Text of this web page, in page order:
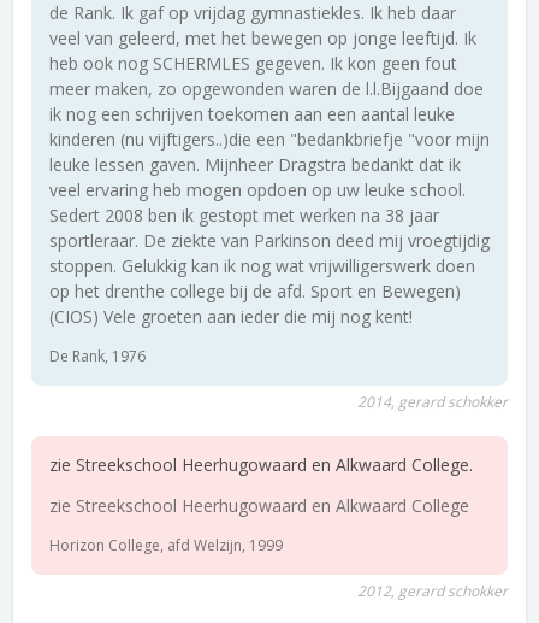
de Rank. Ik gaf op vrijdag gymnastiekles. Ik heb daar
veel van geleerd, met het bewegen op jonge leeftijd. Ik
heb ook nog SCHERMLES gegeven. Ik kon geen fout
meer maken, zo opgewonden waren de l.l.Bijgaand doe
ik nog een schrijven toekomen aan een aantal leuke
kinderen (nu vijftigers..)die een "bedankbriefje "voor mijn
leuke lessen gaven. Mijnheer Dragstra bedankt dat ik
veel ervaring heb mogen opdoen op uw leuke school.
Sedert 2008 ben ik gestopt met werken na 38 jaar
sportleraar. De ziekte van Parkinson deed mij vroegtijdig
stoppen. Gelukkig kan ik nog wat vrijwilligerswerk doen
op het drenthe college bij de afd. Sport en Bewegen)
(CIOS) Vele groeten aan ieder die mij nog kent!
De Rank, 1976
2014, gerard schokker
zie Streekschool Heerhugowaard en Alkwaard College.
zie Streekschool Heerhugowaard en Alkwaard College
Horizon College, afd Welzijn, 1999
2012, gerard schokker